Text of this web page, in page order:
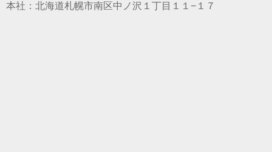
本社：北海道札幌市南区中ノ沢１丁目１１−１７